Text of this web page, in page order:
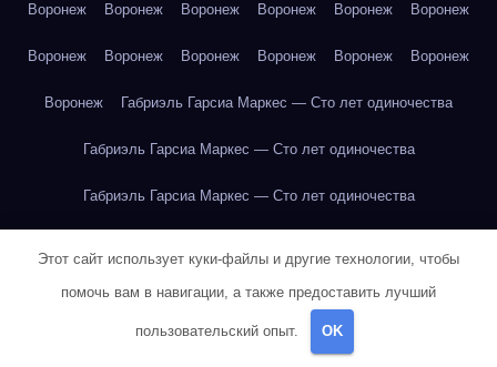
Воронеж Воронеж Воронеж Воронеж Воронеж Воронеж
Воронеж Воронеж Воронеж Воронеж Воронеж Воронеж
Воронеж Габриэль Гарсиа Маркес — Сто лет одиночества
Габриэль Гарсиа Маркес — Сто лет одиночества
Габриэль Гарсиа Маркес — Сто лет одиночества
Габриэль Гарсиа Маркес — Сто лет одиночества
Габриэль Гарсиа Маркес — Сто лет одиночества
Этот сайт использует куки-файлы и другие технологии, чтобы
помочь вам в навигации, а также предоставить лучший
пользовательский опыт. OK